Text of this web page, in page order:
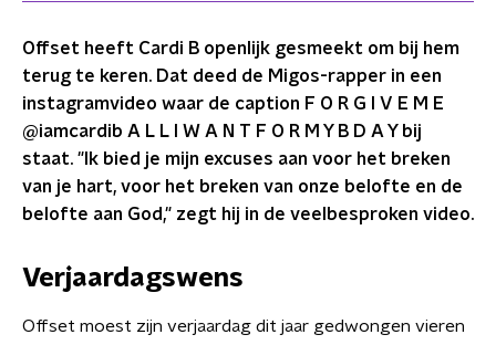
Offset heeft Cardi B openlijk gesmeekt om bij hem
terug te keren. Dat deed de Migos-rapper in een
instagramvideo waar de caption F O R G I V E M E
@iamcardib A L L I W A N T F O R M Y B D A Y bij
staat. "Ik bied je mijn excuses aan voor het breken
van je hart, voor het breken van onze belofte en de
belofte aan God," zegt hij in de veelbesproken video.
Verjaardagswens
Offset moest zijn verjaardag dit jaar gedwongen vieren